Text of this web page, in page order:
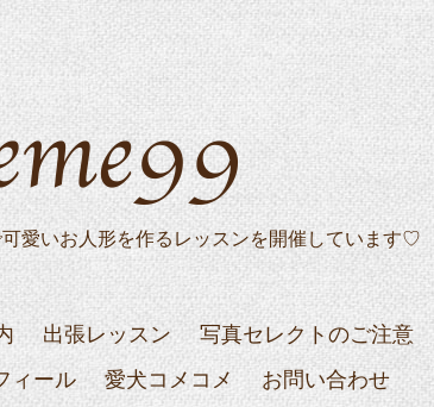
愛いお人形を作るレッスンを開催しています♡
出張レッスン 写真セレクトのご注意
ィール 愛犬コメコメ お問い合わせ